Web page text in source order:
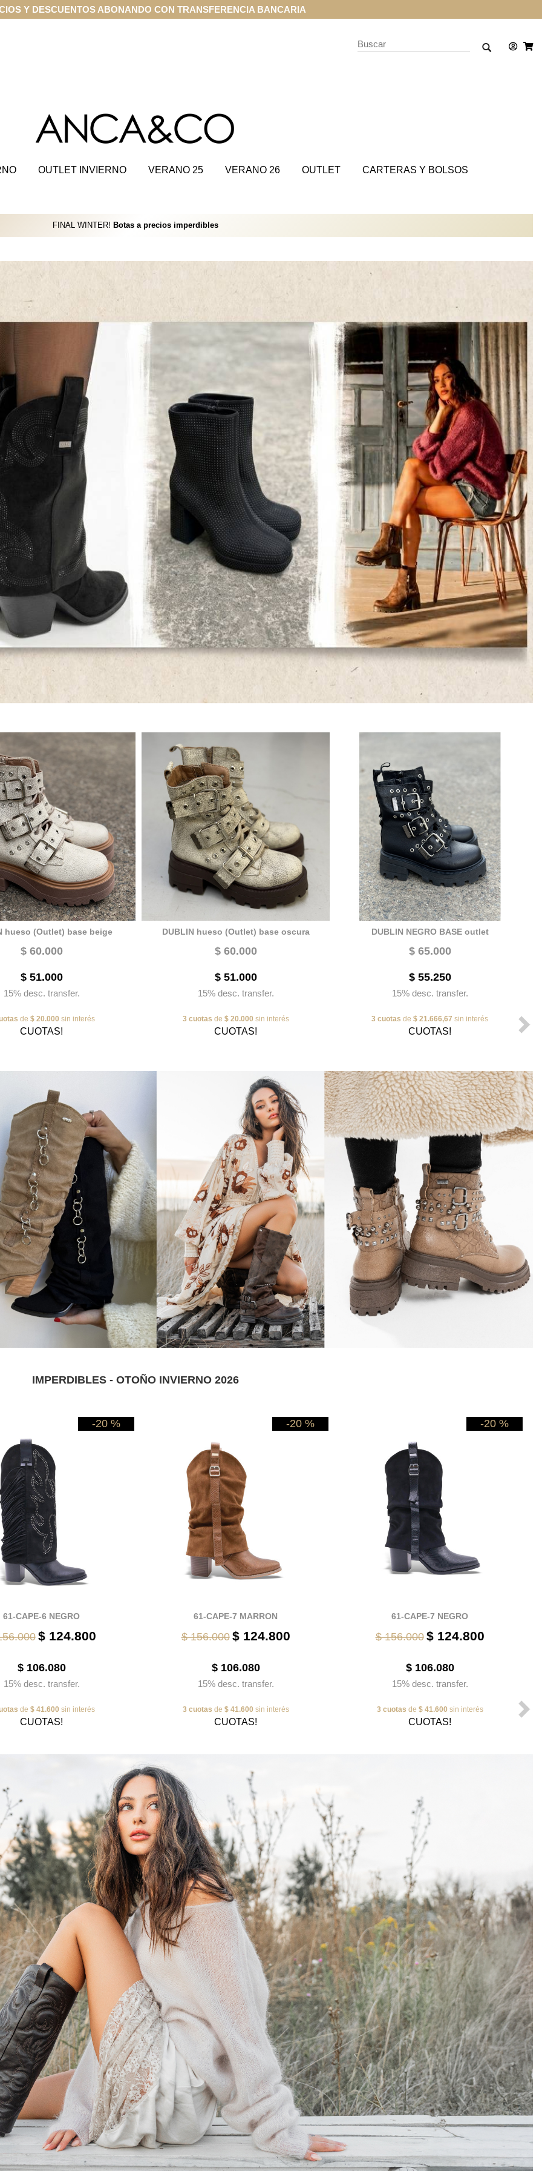
ONLINE EN CUOTAS SIN INTERÉS CON VISA Y MASTERCARD
OUTLET INVIERNO VERANO 25 VERANO 26 OUTLET CARTERAS Y BOLSOS
FINAL WINTER! Botas a precios imperdibles
hueso (Outlet) base beige
$ 60.000
$ 51.000
15% desc. transfer.
de $ 20.000 sin interés
CUOTAS!
DUBLIN hueso (Outlet) base oscura
$ 60.000
$ 51.000
15% desc. transfer.
3 cuotas de $ 20.000 sin interés
CUOTAS!
DUBLIN NEGRO BASE outlet
$ 65.000
$ 55.250
15% desc. transfer.
3 cuotas de $ 21.666,67 sin interés
CUOTAS!
IMPERDIBLES - OTOÑO INVIERNO 2026
-20 %
61-CAPE-6 NEGRO
$ 124.800
$ 106.080
15% desc. transfer.
de $ 41.600 sin interés
CUOTAS!
-20 %
61-CAPE-7 MARRON
$ 156.000 $ 124.800
$ 106.080
15% desc. transfer.
3 cuotas de $ 41.600 sin interés
CUOTAS!
-20 %
61-CAPE-7 NEGRO
$ 156.000 $ 124.800
$ 106.080
15% desc. transfer.
3 cuotas de $ 41.600 sin interés
CUOTAS!